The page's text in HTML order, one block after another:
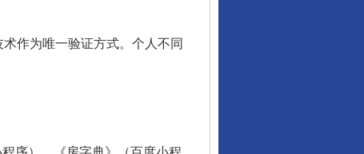
作为唯一验证方式。个人不同